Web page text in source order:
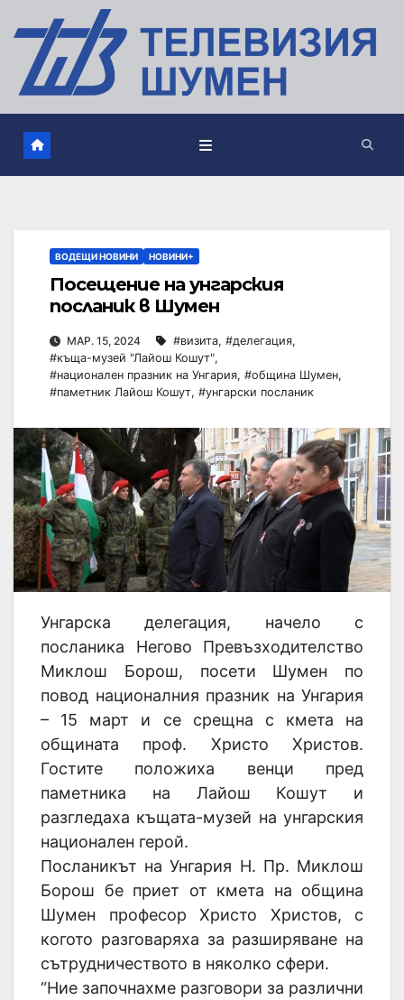
ВОДЕЩИ НОВИНИ НОВИНИ+
Посещение на унгарския
посланик в Шумен
МАР. 15, 2024 #визита, #делегация,
#къща-музей "Лайош Кошут",
#национален празник на Унгария, #община Шумен,
#паметник Лайош Кошут, #унгарски посланик
Унгарска делегация, начело с
посланика Негово Превъзходителство
Миклош Борош, посети Шумен по
повод националния празник на Унгария
– 15 март и се срещна с кмета на
общината проф. Христо Христов.
Гостите положиха венци пред
паметника на Лайош Кошут и
разгледаха къщата-музей на унгарския
национален герой.
Посланикът на Унгария Н. Пр. Миклош
Борош бе приет от кмета на община
Шумен професор Христо Христов, с
когото разговаряха за разширяване на
сътрудничеството в няколко сфери.
“Ние започнахме разговори за различни